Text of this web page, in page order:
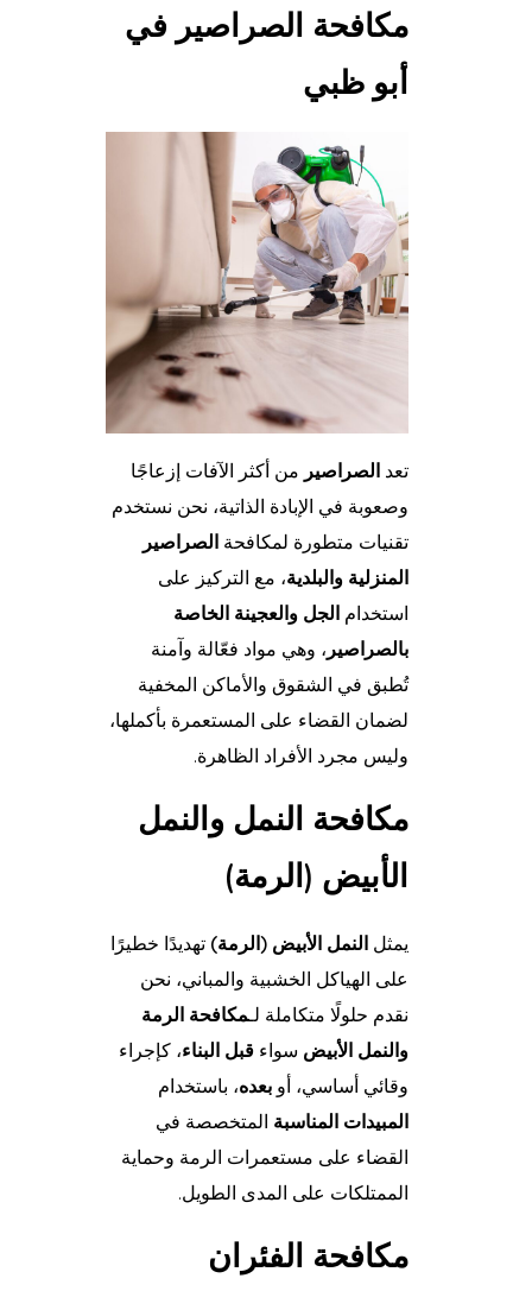
مكافحة الصراصير في
أبو ظبي
تعدالصراصير من أكثر الآفات إزعاجًا
وصعوبة في الإبادة الذاتية، نحن نستخدم
تقنيات متطورة لمكافحةالصراصير
المنزلية والبلدية، مع التركيز على
استخدامالجل والعجينة الخاصة
بالصراصير ، وهي مواد فعّالة وآمنة
تُطبق في الشقوق والأماكن المخفية
لضمان القضاء على المستعمرة بأكملها،
وليس مجرد الأفراد الظاهرة.
مكافحة النمل والنمل
الأبيض (الرمة)
يمثلالنمل الأبيض (الرمة) تهديدًا خطيرًا
على الهياكل الخشبية والمباني، نحن
نقدم حلولًا متكاملة لـمكافحة الرمة
والنمل الأبيض سواءقبل البناء، كإجراء
وقائي أساسي، أوبعده، باستخدام
المبيدات المناسبة المتخصصة في
القضاء على مستعمرات الرمة وحماية
الممتلكات على المدى الطويل.
مكافحة الفئران